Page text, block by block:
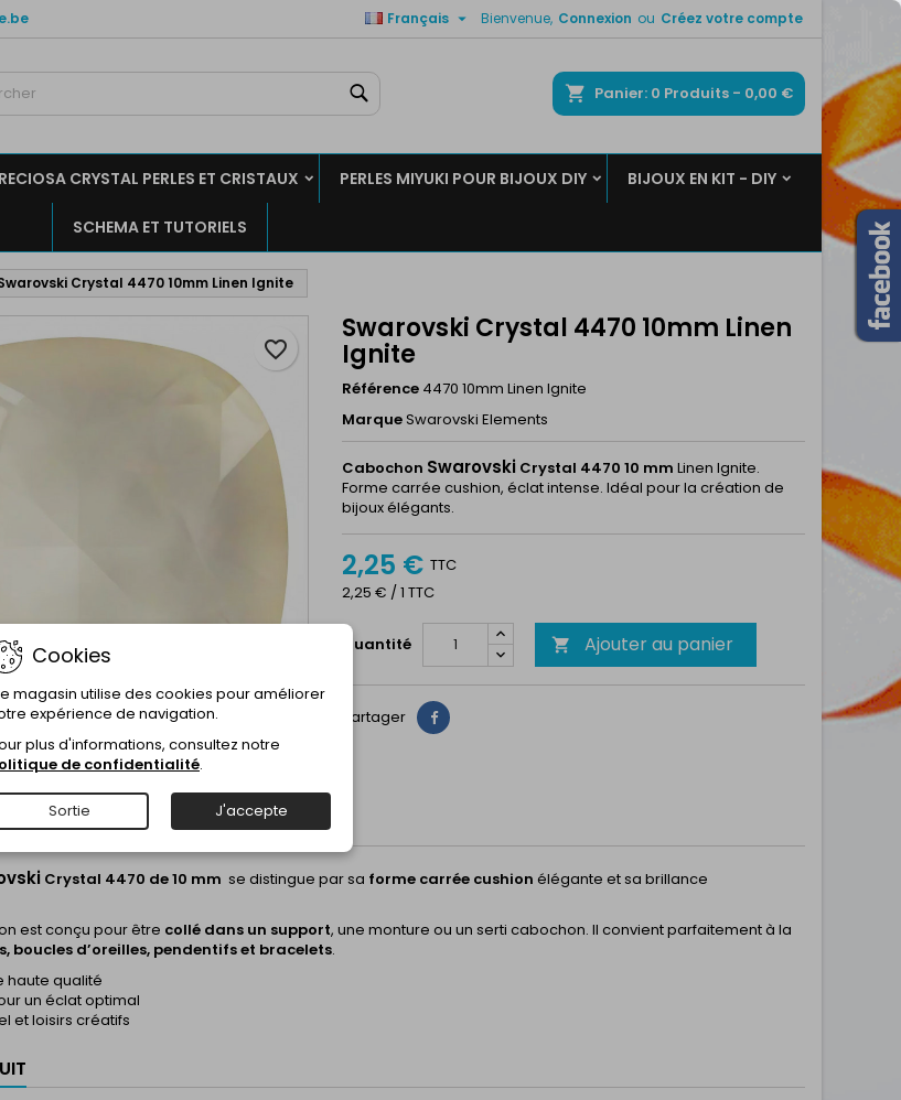
Bienvenue, Connexion ou Créez votre compte
Français 
Panier 0 Produits - 0,00 €
CRYSTAL PERLES ET CRISTAUX PERLES MIYUKI POUR BIJOUX DIY BIJOUX EN KIT - DIY
SCHEMA ET TUTORIELS
Crystal 4470 10mm Linen Ignite
Swarovski Crystal 4470 10mm Linen
Ignite
Référence 4470 10mm Linen Ignite
MarqueSwarovski Elements
Cabochon Swarovski Crystal 4470 10 mm Linen Ignite.
Forme carrée cushion, éclat intense. Idéal pour la création de
bijoux élégants.
2,25 € TTC
2,25 € / 1 TTC
Quantité  Ajouter au panier
favorite_border
Partager Partager
Crystal 4470 de 10 mm se distingue par sa forme carrée cushion élégante et sa brillance
est conçu pour être collé dans un support, une monture ou un serti cabochon. Il convient parfaitement à la
boucles d’oreilles, pendentifs et bracelets.
haute qualité
un éclat optimal
et loisirs créatifs
de favorits
liste d'envies
connecté pour ajouter des produits à votre liste
Cookies
magasin utilise des cookies pour améliorer
expérience de navigation.
plus d'informations, consultez notre
de confidentialité.
Sortie J'accepte